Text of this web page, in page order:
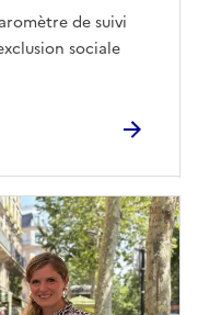
de suivi
sociale